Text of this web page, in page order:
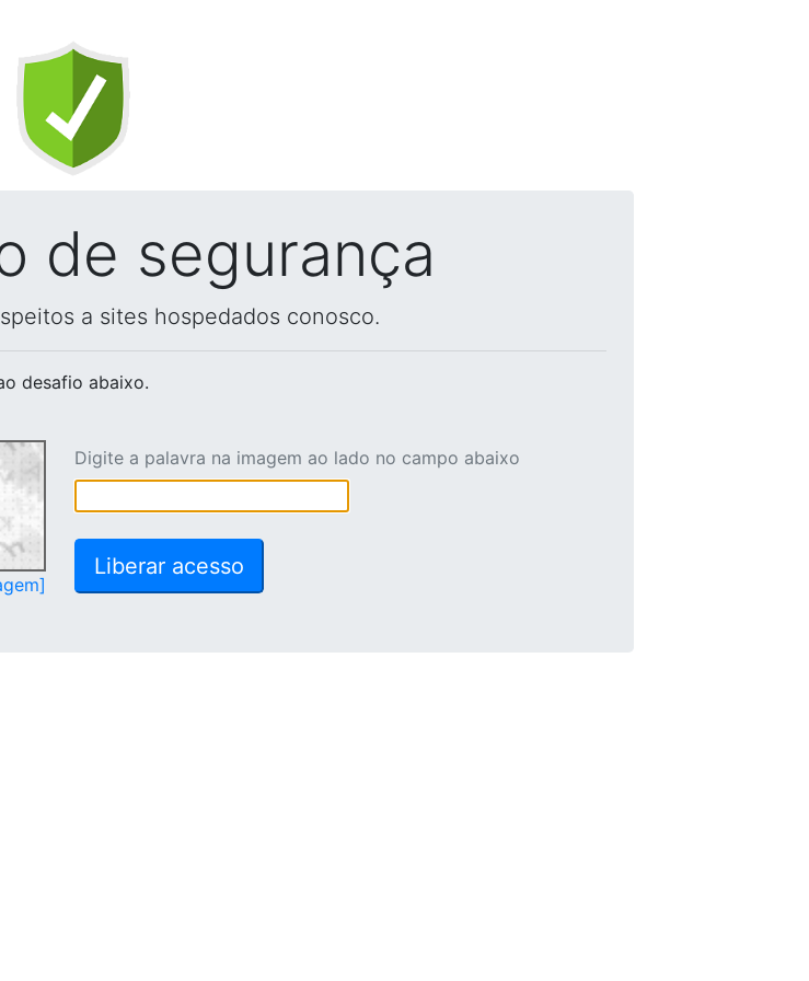
de segurança
a sites hospedados conosco.
desafio abaixo.
Digite a palavra na imagem ao lado no campo abaixo